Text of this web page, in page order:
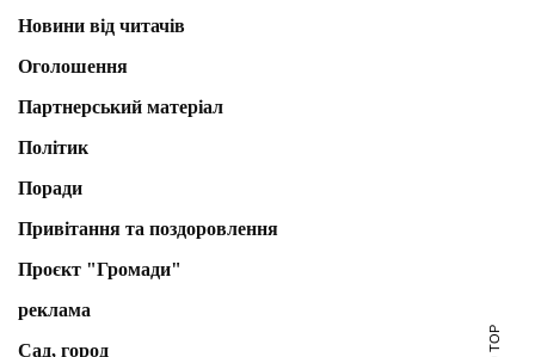
Новини від читачів
Оголошення
Партнерський матеріал
Політик
Поради
Привітання та поздоровлення
Проєкт "Громади"
реклама
Сад, город